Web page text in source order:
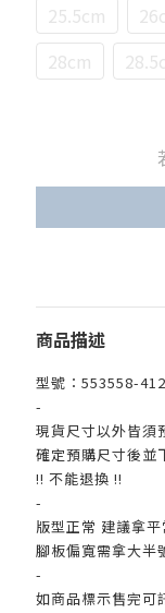
25.5cm
28cm
商品描述
型號：553558-
-
現貨尺寸以外皆須
確定預購尺寸後並
!! 不能退換 !!
-
版型正常 建議拿
腳板偏寬需拿大半
-
如商品標示售完可